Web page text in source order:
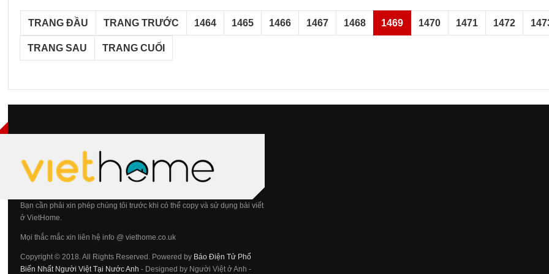
TRANG ĐẦU TRANG TRƯỚC 1464 1465 1466 1467 1468 1469 1470 1471 1472
TRANG SAU TRANG CUỐI
Bạn cần phải xin phép chúng tôi trước khi có thể copy và sử dụng bài viết
ở VietHome.
Mọi thắc mắc xin liên hệ info @ viethome.co.uk
Copyright © 2018. All Rights Reserved. Powered by Báo Điện Tử Phổ
Biến Nhất Người Việt Tại Nước Anh - Designed by Người Việt ở Anh -